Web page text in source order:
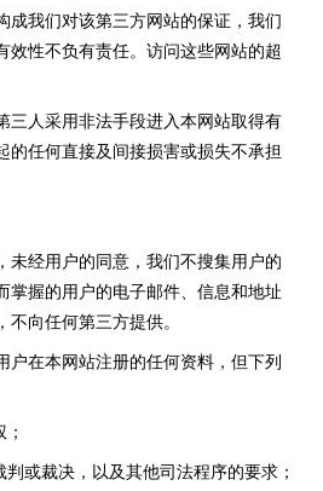
成我们对该第三方网站的保证，我们
效性不负有责任。访问这些网站的超
三人采用非法手段进入本网站取得有
的任何直接及间接损害或损失不承担
未经用户的同意，我们不搜集用户的
掌握的用户的电子邮件、信息和地址
向任何第三方提供。
户在本网站注册的任何资料，但下列
或裁决，以及其他司法程序的要求；